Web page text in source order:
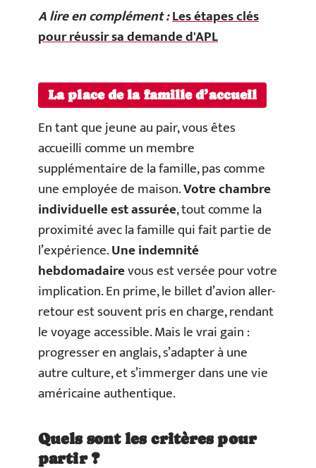
A lire en complément :Les étapes clés
pour réussir sa demande d'APL
La place de la famille d’accueil
En tant que jeune au pair, vous êtes
accueilli comme un membre
supplémentaire de la famille, pas comme
une employée de maison.Votre chambre
individuelle est assurée, tout comme la
proximité avec la famille qui fait partie de
l’expérience.Une indemnité
hebdomadairevous est versée pour votre
implication. En prime, le billet d’avion aller-
retour est souvent pris en charge, rendant
le voyage accessible. Mais le vrai gain :
progresser en anglais, s’adapter à une
autre culture, et s’immerger dans une vie
américaine authentique.
Quels sont les critères pour
partir ?